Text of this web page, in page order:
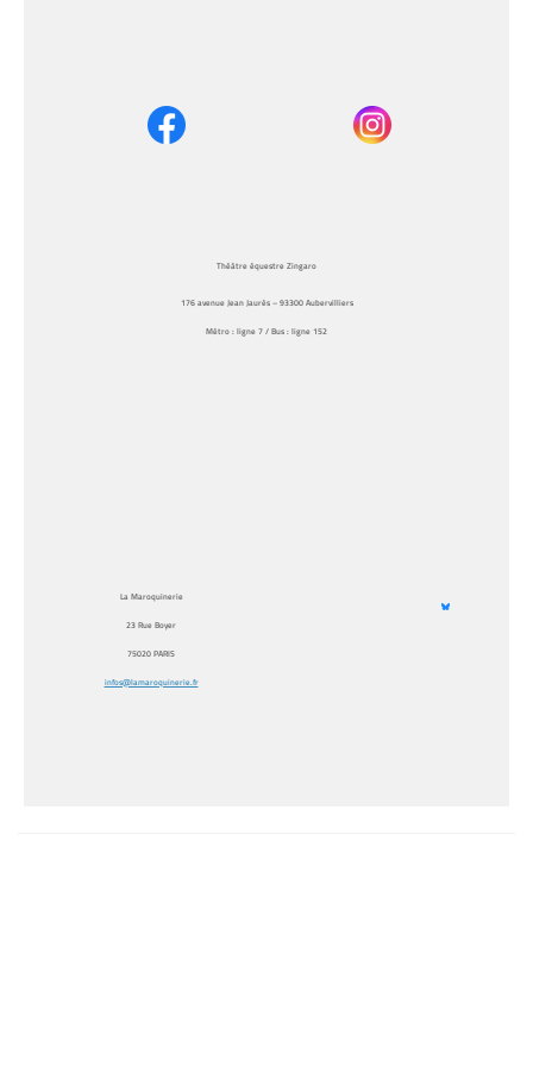
Théâtre équestre Zingaro
176 avenue Jean Jaurès – 93300 Aubervilliers
Métro : ligne 7 / Bus : ligne 152
La Maroquinerie
23 Rue Boyer
75020 PARIS
infos@lamaroquinerie.fr